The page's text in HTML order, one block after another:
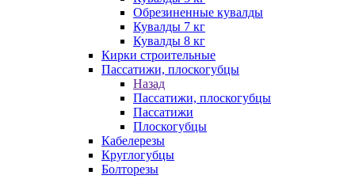
Обрезиненные кувалды
Кувалды 7 кг
Кувалды 8 кг
Кирки строительные
Пассатижи, плоскогубцы
Назад
Пассатижи, плоскогубцы
Пассатижи
Плоскогубцы
Кабелерезы
Круглогубцы
Болторезы